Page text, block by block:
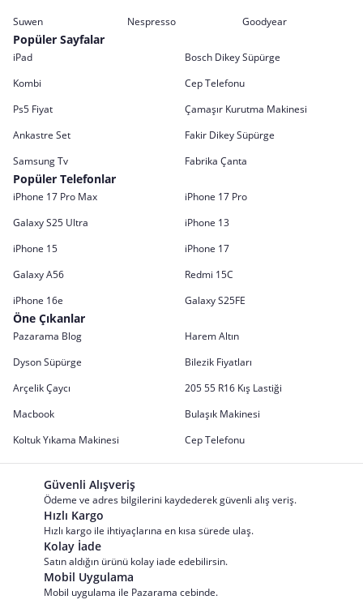
Suwen
Nespresso Goodyear
Popüler Sayfalar
iPad
Bosch Dikey Süpürge
Kombi
Cep Telefonu
Ps5 Fiyat
Çamaşır Kurutma Makinesi
Ankastre Set
Fakir Dikey Süpürge
Samsung Tv
Fabrika Çanta
Popüler Telefonlar
iPhone 17 Pro Max
iPhone 17 Pro
Galaxy S25 Ultra
iPhone 13
iPhone 15
iPhone 17
Galaxy A56
Redmi 15C
iPhone 16e
Galaxy S25FE
Öne Çıkanlar
Pazarama Blog
Harem Altın
Dyson Süpürge
Bilezik Fiyatları
Arçelik Çaycı
205 55 R16 Kış Lastiği
Macbook
Bulaşık Makinesi
Koltuk Yıkama Makinesi
Cep Telefonu
Güvenli Alışveriş
Ödeme ve adres bilgilerini kaydederek güvenli alış veriş.
Hızlı Kargo
Hızlı kargo ile ihtiyaçlarına en kısa sürede ulaş.
Kolay İade
Satın aldığın ürünü kolay iade edebilirsin.
Mobil Uygulama
Mobil uygulama ile Pazarama cebinde.